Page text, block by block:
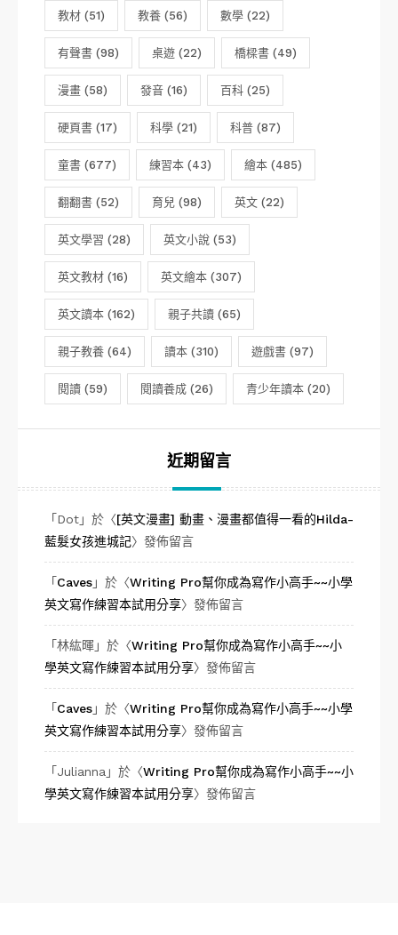
教材 (51) 教養 (56) 數學 (22)
有聲書 (98) 桌遊 (22) 橋樑書 (49)
漫畫 (58) 發音 (16) 百科 (25)
硬頁書 (17) 科學 (21) 科普 (87)
童書 (677) 練習本 (43) 繪本 (485)
翻翻書 (52) 育兒 (98) 英文 (22)
英文學習 (28) 英文小說 (53)
英文教材 (16) 英文繪本 (307)
英文讀本 (162) 親子共讀 (65)
親子教養 (64) 讀本 (310) 遊戲書 (97)
閱讀 (59) 閱讀養成 (26) 青少年讀本 (20)
近期留言
「 Dot」於〈[英文漫畫] 動畫、漫畫都值得一看的Hilda-
藍髮女孩進城記〉發佈留言
「 Caves」於〈Writing Pro幫你成為寫作小高手~~小學
英文寫作練習本試用分享〉發佈留言
「林紘暉」於〈Writing Pro幫你成為寫作小高手~~小
學英文寫作練習本試用分享〉發佈留言
「 Caves」於〈Writing Pro幫你成為寫作小高手~~小學
英文寫作練習本試用分享〉發佈留言
「 Julianna」於〈Writing Pro幫你成為寫作小高手~~小
學英文寫作練習本試用分享〉發佈留言